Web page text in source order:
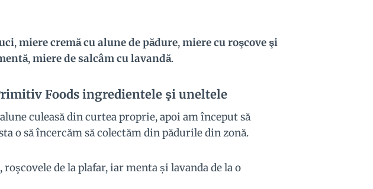
,miere cremă cu alune de pădure,miere cu roşcove şi
,miere de salcâm cu lavandă.
Foods ingredientele şi uneltele
culeasă din curtea proprie, apoi am început să
o să încercăm să colectăm din pădurile din zonă.
de la plafar, iar menta și lavanda de la o